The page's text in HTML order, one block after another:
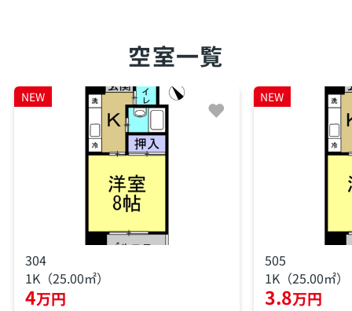
空室一覧
NEW
304
1K（25.00㎡）
4万円
NEW
505
1K（25.00㎡）
3.8万円